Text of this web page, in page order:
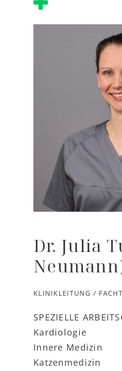
Dr. Julia
KLINIKLEITUNG /
SPEZIELLE
Kardiologie
Innere Medizin
Katzenmedizin